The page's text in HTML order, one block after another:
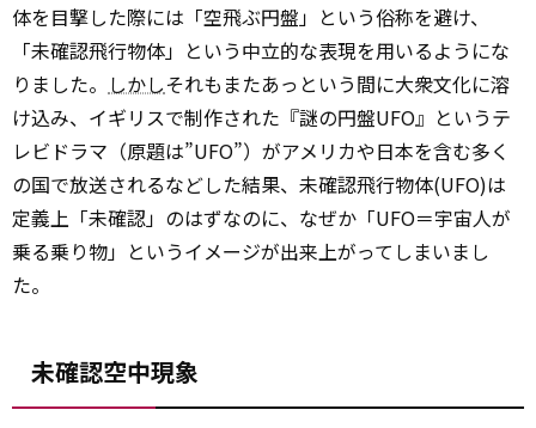
体を目撃した際には「空飛ぶ円盤」という俗称を避け、
「未確認飛行物体」という中立的な表現を用いるようにな
りました。 しかしそれもまたあっという間に大衆文化に溶
け込み、イギリスで制作された『謎の円盤UFO』というテ
レビドラマ（原題は”UFO”）がアメリカや日本を含む多く
の国で放送されるなどした結果、未確認飛行物体(UFO)は
定義上「未確認」のはずなのに、なぜか「UFO＝宇宙人が
乗る乗り物」というイメージが出来上がってしまいまし
た。
未確認空中現象